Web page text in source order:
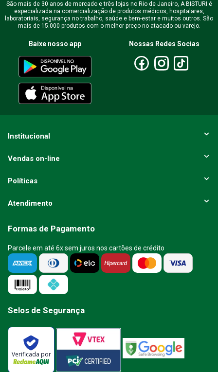
São mais de 30 anos de mercado e três lojas no Rio de Janeiro, A BISTURI é
especializada na comercialização de produtos médicos, hospitalares,
laboratoriais, segurança no trabalho, saúde e bem-estar e muitos outros. São
mais de 15.000 produtos com o melhor preço no atacado ou varejo.
Baixe nosso app Nossas Redes Socias
Institucional
Vendas on-line
Políticas
Atendimento
Formas de Pagamento
Parcele em até 6x sem juros nos cartões de crédito
Selos de Segurança
Verificada por